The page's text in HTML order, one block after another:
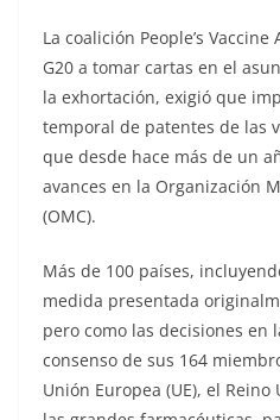
La coalición People’s
G20 a tomar cartas en el
la exhortación, exigió que
temporal de patentes de las
que desde hace más de un
avances en la Organización
(OMC).
Más de 100 países,
medida presentada
pero como las decisiones en
consenso de sus 164
Unión Europea (UE), el